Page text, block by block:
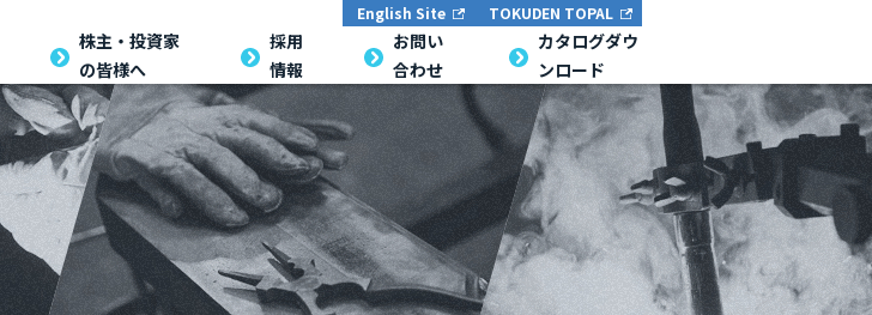
English Site TOKUDEN TOPAL
株主・投資家
の皆様へ
採用
情報
お問い
合わせ
カタログダウ
ンロード